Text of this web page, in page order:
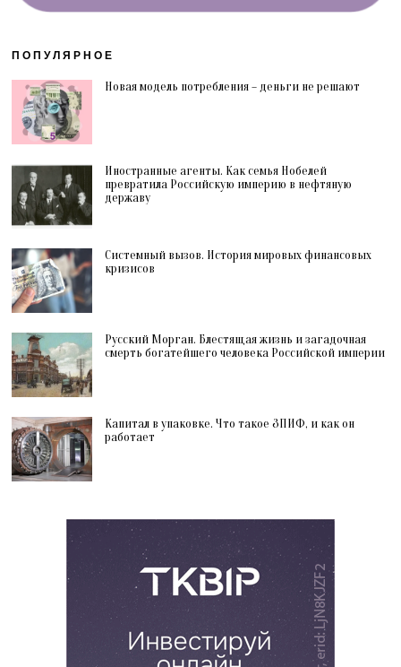
ПОПУЛЯРНОЕ
Новая модель потребления – деньги не решают
Иностранные агенты. Как семья Нобелей
превратила Российскую империю в нефтяную
державу
Системный вызов. История мировых финансовых
кризисов
Русский Морган. Блестящая жизнь и загадочная
смерть богатейшего человека Российской империи
Капитал в упаковке. Что такое ЗПИФ, и как он
работает